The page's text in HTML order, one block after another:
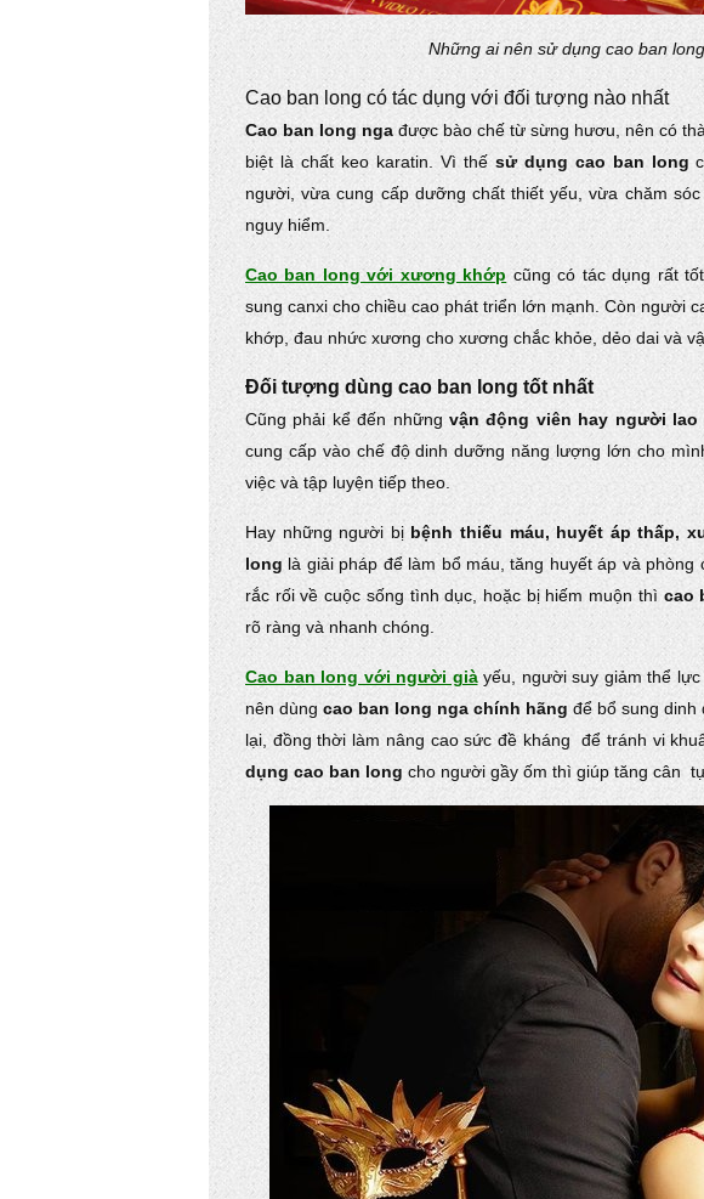
Những ai nên sử dụng cao ban
Cao ban long có tác dụng với đối tượng nào nhất
Cao ban long nga được bào chế từ sừng hươu, nên có
biệt là chất keo karatin. Vì thếsử dụng cao ban long
người, vừa cung cấp dưỡng chất thiết yếu, vừa chăm
nguy hiểm.
Cao ban long với xương khớp cũng có tác dụng rất
sung canxi cho chiều cao phát triển lớn mạnh. Còn người
khớp, đau nhức xương cho xương chắc khỏe, dẻo dai và
Đối tượng dùng cao ban long tốt nhất
Cũng phải kể đến những vận động viên hay người lao
cung cấp vào chế độ dinh dưỡng năng lượng lớn cho
việc và tập luyện tiếp theo.
Hay những người bịbệnh thiếu máu, huyết áp thấp,
long là giải pháp để làm bổ máu, tăng huyết áp và
rắc rối về cuộc sống tình dục, hoặc bị hiếm muộn thì cao
rõ ràng và nhanh chóng.
Cao ban long với người giàyếu, người suy giảm thể
nên dùng cao ban long nga chính hãng để bổ sung dinh
lại, đồng thời làm nâng cao sức đề kháng để tránh vi
dụng cao ban long cho người gầy ốm thì giúp tăng cân